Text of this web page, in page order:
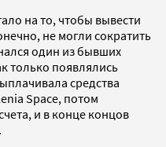
на то, чтобы вывести
не могли сократить
один из бывших
только появлялись
средства
Space, потом
и в конце концов